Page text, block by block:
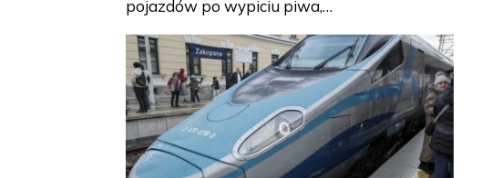
pojazdów po wypiciu piwa,…